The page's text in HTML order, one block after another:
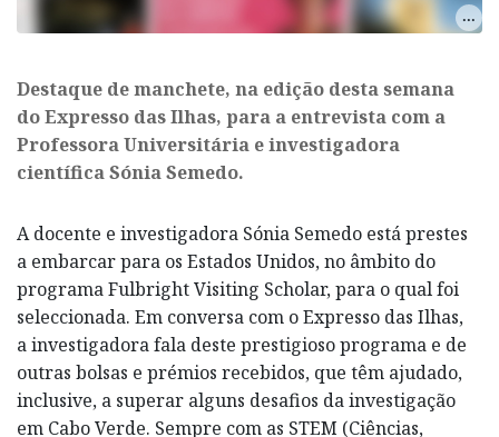
Destaque de manchete, na edição desta semana
do Expresso das Ilhas, para a entrevista com a
Professora Universitária e investigadora
científica Sónia Semedo.
A docente e investigadora Sónia Semedo está prestes
a embarcar para os Estados Unidos, no âmbito do
programa Fulbright Visiting Scholar, para o qual foi
seleccionada. Em conversa com o Expresso das Ilhas,
a investigadora fala deste prestigioso programa e de
outras bolsas e prémios recebidos, que têm ajudado,
inclusive, a superar alguns desafios da investigação
em Cabo Verde. Sempre com as STEM (Ciências,